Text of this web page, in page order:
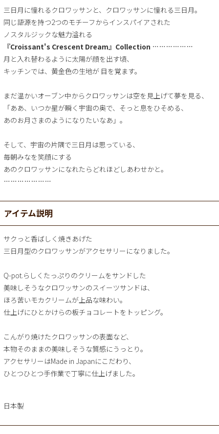
三日月に憧れるクロワッサンと、クロワッサンに憧れる三日月。
同じ語源を持つ2つのモチーフからインスパイアされた
ノスタルジックな魅力溢れる
『Croissant's Crescent Dream』Collection ………………
月と入れ替わるように太陽が顔を出す頃、
キッチンでは、黄金色の生地が 目を覚ます。
まだ温かいオーブン中からクロワッサンは空を見上げて夢を見る、
「ああ、いつか星が瞬く宇宙の奥で、そっと息をひそめる、
あのお月さまのようになりたいなあ」。
そして、宇宙の片隅で三日月は思っている、
毎朝みなを笑顔にする
あのクロワッサンになれたらどれほどしあわせかと。
…………………
アイテム説明
サクっと香ばしく焼きあげた
三日月型のクロワッサンがアクセサリーになりました。
Q-pot.らしくたっぷりのクリームをサンドした
美味しそうなクロワッサンのスイーツサンドは、
ほろ苦いモカクリームが上品な味わい。
仕上げにひとかけらの板チョコレートをトッピング。
こんがり焼けたクロワッサンの表面など、
本物そのままの美味しそうな質感にうっとり。
アクセサリーはMade in Japanにこだわり、
ひとつひとつ手作業で丁寧に仕上げました。
日本製